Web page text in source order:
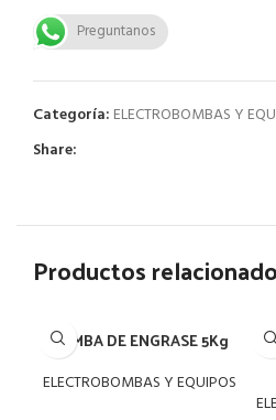
Preguntanos
Categoría: ELECTROBOMBAS Y
Share:
Productos
BOMBA DE ENGRASE 5Kg
ELECTROBOMBAS Y EQUIPOS